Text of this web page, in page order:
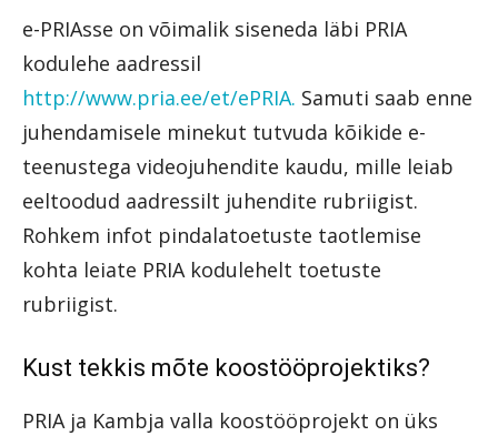
e-PRIAsse on võimalik siseneda läbi PRIA
kodulehe aadressil
http://www.pria.ee/et/ePRIA. Samuti saab enne
juhendamisele minekut tutvuda kõikide e-
teenustega videojuhendite kaudu, mille leiab
eeltoodud aadressilt juhendite rubriigist.
Rohkem infot pindalatoetuste taotlemise
kohta leiate PRIA kodulehelt toetuste
rubriigist.
Kust tekkis mõte koostööprojektiks?
PRIA ja Kambja valla koostööprojekt on üks